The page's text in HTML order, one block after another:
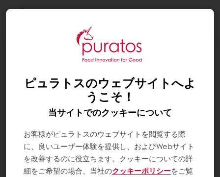
カオ・トレース」に
ピュラトスのウェブサイトへよ
うこそ！
当サイトでのクッキーについて
お客様がピュラトスのウェブサイトを閲覧する際
に、良いユーザー体験を提供し、およびWebサイト
を改善するのに役立ちます。クッキーについての詳
細をご希望の場合、当社のクッキーポリシーをご覧